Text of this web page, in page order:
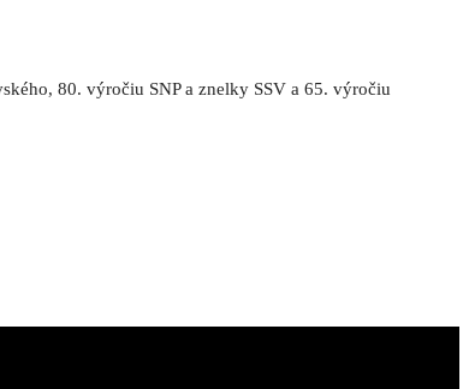
80. výročiu SNP a znelky SSV a 65. výročiu